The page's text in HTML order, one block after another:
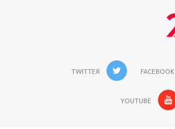
FACEBOOK
TWITTER
YOUTUBE